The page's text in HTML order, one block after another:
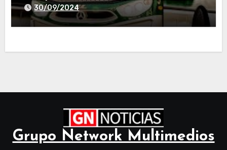
para 2025″
30/09/2024
Grupo Network Multimedios